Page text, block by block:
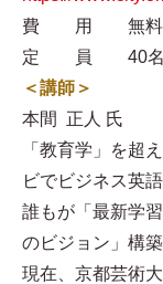
費 用 無料
定 員 40名 要
＜講師＞
本間 正人 氏
「教育学」を超
ビでビジネス英
誰もが「最新学
のビジョン」構築
現在、京都芸術